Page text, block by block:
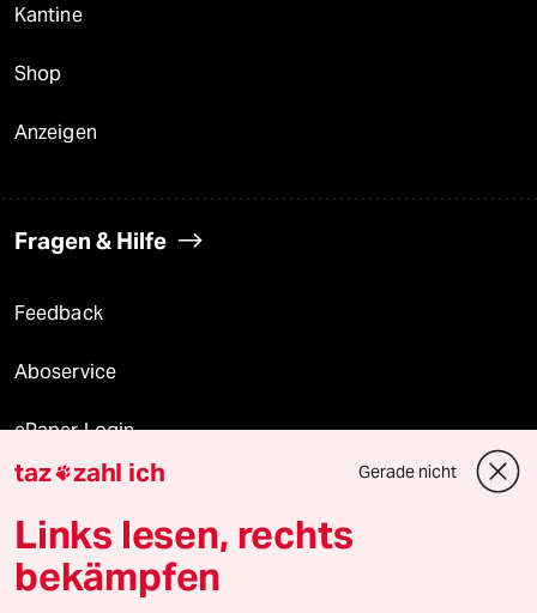
Kantine
Shop
Anzeigen
Fragen & Hilfe
Feedback
Aboservice
ePaper Login
Downloads für Abonnierende
© 2026 taz Verlags und Vertriebs GmbH
taz zahl ich Gerade nicht
Links lesen, rechts
bekämpfen